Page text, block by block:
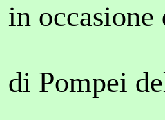
in occasione
di Pompei